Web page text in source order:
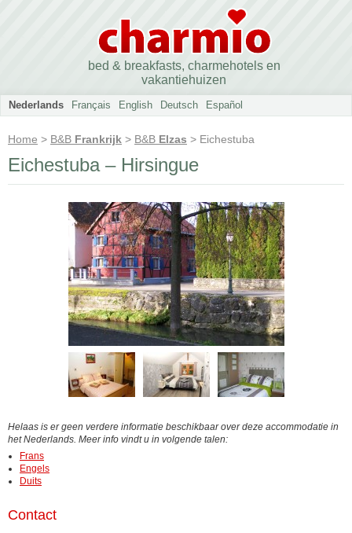
bed & breakfasts, charmehotels en
vakantiehuizen
Nederlands Français English Deutsch Español
Home > B&B Frankrijk > B&B Elzas > Eichestuba
Eichestuba – Hirsingue
Helaas is er geen verdere informatie beschikbaar over deze accommodatie in
het Nederlands. Meer info vindt u in volgende talen:
Frans
Engels
Duits
Contact